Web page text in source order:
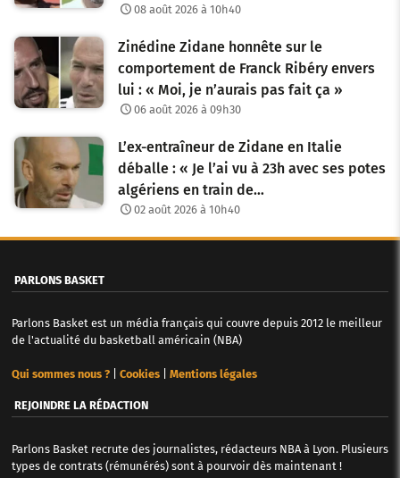
08 août 2026 à 10h40
Zinédine Zidane honnête sur le
comportement de Franck Ribéry envers
lui : « Moi, je n’aurais pas fait ça »
06 août 2026 à 09h30
L’ex-entraîneur de Zidane en Italie
déballe : « Je l’ai vu à 23h avec ses potes
algériens en train de…
02 août 2026 à 10h40
PARLONS BASKET
Parlons Basket est un média français qui couvre depuis 2012 le meilleur
de l'actualité du basketball américain (NBA)
Qui sommes nous ?| Cookies| Mentions légales
REJOINDRE LA RÉDACTION
Parlons Basket recrute des journalistes, rédacteurs NBA à Lyon. Plusieurs
types de contrats (rémunérés) sont à pourvoir dès maintenant !